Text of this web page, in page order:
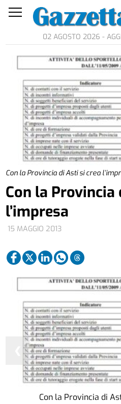
02 AGOSTO 2026 -
Con la Provincia di Asti si crea
15 MAGGIO 2013
Con la
l’impresa
Con la Provincia di